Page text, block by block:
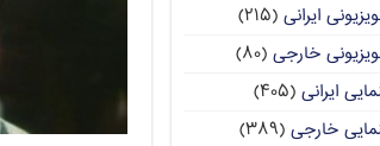
ایرانی (۲۱۵)
خارجی (۸۰)
ایرانی (۴۰۵)
خارجی (۳۸۹)